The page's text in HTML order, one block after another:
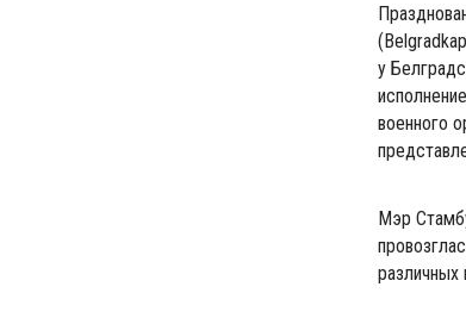
у
военного
Мэр
различных